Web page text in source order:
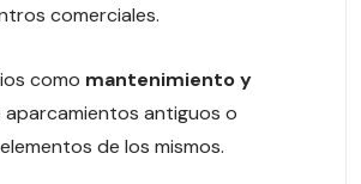
comerciales.
como mantenimiento y
aparcamientos antiguos o
de los mismos.